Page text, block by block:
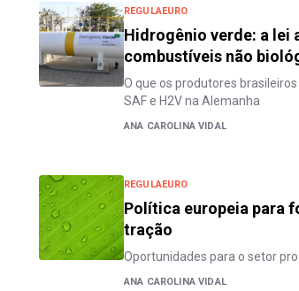
REGULAEURO
Hidrogênio verde: a lei
combustíveis não
O que os produtores
SAF e H2V na Alemanha
ANA CAROLINA VIDAL
REGULAEURO
Política europeia para
tração
Oportunidades para o setor
ANA CAROLINA VIDAL